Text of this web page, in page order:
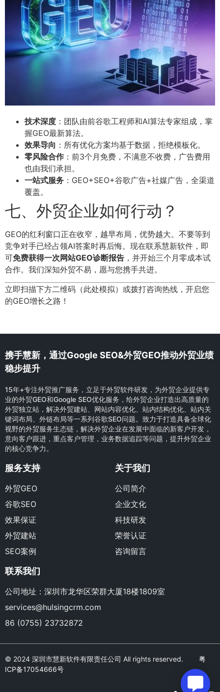
技术深度 ：团队由前谷歌工程师和AI算法专家组成，掌
握GEO最新算法。
效果导向 ：所有优化方案均基于数据，拒绝模板化。
零风险合作 ：前3个月免费，不满意不收费，广告费用
也由我们承担。
一站式服务 ：GEO+SEO+谷歌广告+社媒广告，全渠道
覆盖。
七、外贸企业如何行动？
GEO的红利窗口正在收窄，越早布局，优势越大。不要等到
竞争对手已经占领AI答案时再后悔。现在联系慧新软件，即
可免费获得一次网站GEO诊断报告 ，并开始三个月零成本试
合作。我们深知外贸不易，愿与您携手共进。
立即扫描下方二维码（此处模拟）或拨打咨询热线，开启您
的GEO增长之路！
携手慧新，通过Google SEO&外贸GEO推动外贸业绩
稳步提升
15年+专注外贸推广服务，立足于外贸软件研发，为外贸企业提供专
业的外贸GEO和Google SEO优化服务，给外贸企业打造出高质量的
外贸独立站，解决外贸建站、网站内容优化、站内结构优化、站内关
键词布局、外链布局等一系列谷歌SEO问题。致力于打造具备全球化
视野的外贸服务生态链，解决外贸企业在发展中面临的新客户开发，
意向客户跟进，重点客户管理，业务数据追踪等问题，提升外贸企业
的核心竞争力。
服务支持
外贸GEO
谷歌SEO
效果保证
外贸建站
SEO案例
关于我们
公司简介
企业文化
科技研发
荣誉认证
咨询留言
联系我们
公司地址：深圳市龙华区荣群大厦18楼1809室
services@hulsingcrm.com
86 (0755) 23732872
© 2024 深圳市慧新软件有限责任公司 All rights reserved. 粤
ICP备17054666号